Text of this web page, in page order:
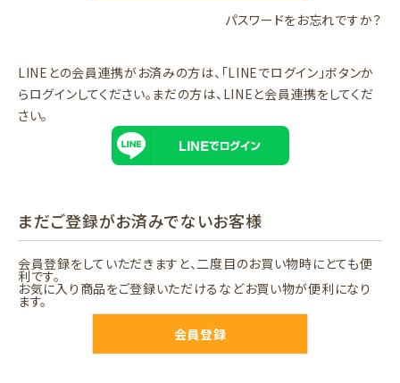
パスワードをお忘れですか？
LINEとの会員連携がお済みの方は、「LINEでログイン」ボタンか
らログインしてください。まだの方は、 LINEと会員連携をしてくだ
さい。
まだご登録がお済みでないお客様
会員登録をしていただきますと、二度目のお買い物時にとても便
利です。
お気に入り商品をご登録いただけるなどお買い物が便利になり
ます。
会員登録